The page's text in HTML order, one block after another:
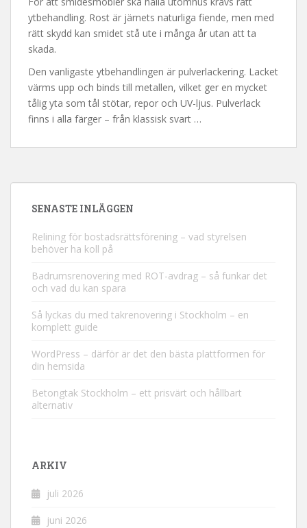
ytbehandling. Rost är järnets naturliga fiende, men med
rätt skydd kan smidet stå ute i många år utan att ta
skada.
Den vanligaste ytbehandlingen är pulverlackering. Lacket
värms upp och binds till metallen, vilket ger en mycket
tålig yta som tål stötar, repor och UV-ljus. Pulverlack
finns i alla färger – från klassisk svart …
SENASTE INLÄGGEN
Relining för bostadsrättsförening – vad styrelsen
behöver ha koll på
Badrumsrenovering med ROT-avdrag – så funkar det
och vad du kan spara
Så lyckas du med takrenovering i Stockholm – en
komplett guide
WordPress – därför är det den bästa plattformen för
din hemsida
Betongtak Stockholm – ett prisvärt och hållbart
alternativ
ARKIV
juli 2026
juni 2026